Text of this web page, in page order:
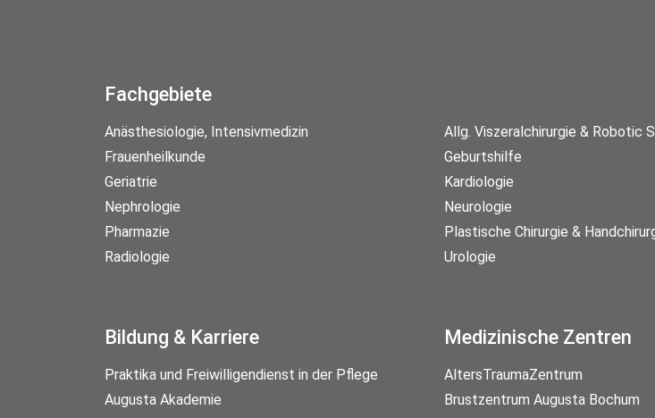
Fachgebiete
Anästhesiologie, Intensivmedizin Allg. Viszeralchirurgie & Robotic
Frauenheilkunde
Geburtshilfe
Geriatrie
Kardiologie
Nephrologie
Neurologie
Pharmazie
Plastische Chirurgie &
Radiologie
Urologie
Bildung & Karriere
Praktika und Freiwilligendienst in der Pflege
Augusta Akademie
Medizinische Zentren
AltersTraumaZentrum
Brustzentrum Augusta Bochum